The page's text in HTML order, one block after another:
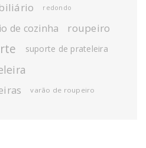
redondo
de cozinha roupeiro
suporte de prateleira
varão de roupeiro